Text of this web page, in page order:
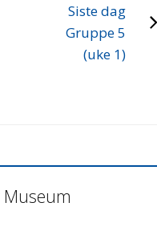
Siste dag
Gruppe 5
(uke 1)
Museum